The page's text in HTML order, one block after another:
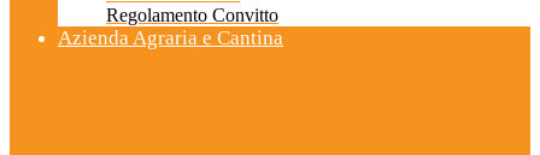
Regolamento Convitto
Azienda Agraria e Cantina